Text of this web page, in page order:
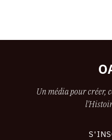
Un média pour créer,